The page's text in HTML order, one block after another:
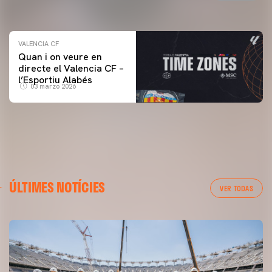
VALENCIA CF
Quan i on veure en
directe el Valencia CF –
l’Esportiu Alabés
03 marzo 2026
ÚLTIMES NOTÍCIES VER TODAS